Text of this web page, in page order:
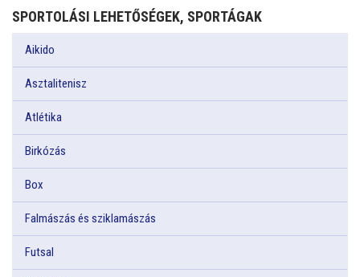
SPORTOLÁSI LEHETŐSÉGEK, SPORTÁGAK
Aikido
Asztalitenisz
Atlétika
Birkózás
Box
Falmászás és sziklamászás
Futsal